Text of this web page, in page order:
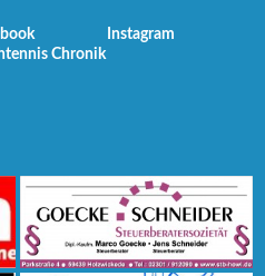
Instagram
Chronik